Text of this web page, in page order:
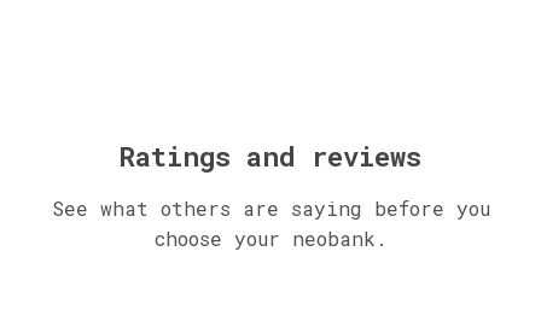
Ratings and reviews
See what others are saying before you
choose your neobank.